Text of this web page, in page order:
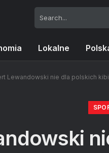
Lokalne
Lewandowski nie dla polskich